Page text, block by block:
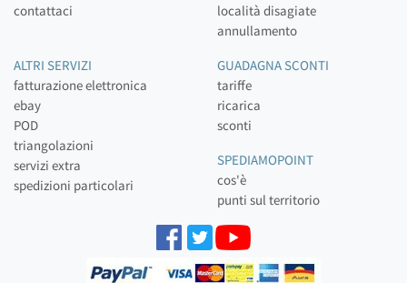
contattaci
località disagiate
annullamento
ALTRI SERVIZI
fatturazione elettronica
ebay
POD
triangolazioni
servizi extra
spedizioni particolari
GUADAGNA SCONTI
tariffe
ricarica
sconti
SPEDIAMOPOINT
cos'è
punti sul territorio